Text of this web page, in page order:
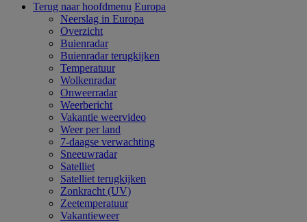
Terug naar hoofdmenu Europa
Neerslag in Europa
Overzicht
Buienradar
Buienradar terugkijken
Temperatuur
Wolkenradar
Onweerradar
Weerbericht
Vakantie weervideo
Weer per land
7-daagse verwachting
Sneeuwradar
Satelliet
Satelliet terugkijken
Zonkracht (UV)
Zeetemperatuur
Vakantieweer